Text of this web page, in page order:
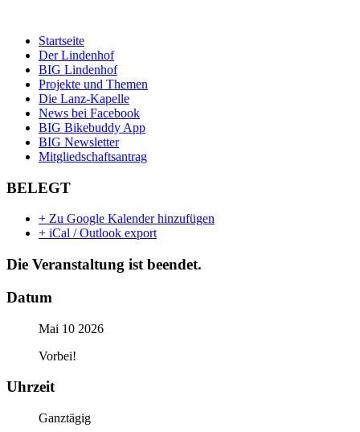
Startseite
Der Lindenhof
BIG Lindenhof
Projekte und Themen
Die Lanz-Kapelle
News bei Facebook
BIG Bikebuddy App
BIG Newsletter
Mitgliedschaftsantrag
BELEGT
+ Zu Google Kalender hinzufügen
+ iCal / Outlook export
Die Veranstaltung ist beendet.
Datum
Mai 10 2026
Vorbei!
Uhrzeit
Ganztägig